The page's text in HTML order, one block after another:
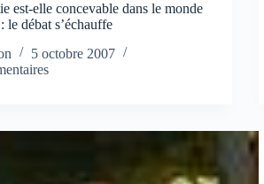
est-elle concevable dans le monde
le débat s’échauffe
5 octobre 2007